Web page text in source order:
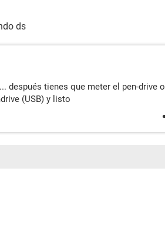
ds
después tienes que meter el pen-drive o
(USB) y listo